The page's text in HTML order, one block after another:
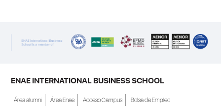
ENAE INTERNATIONAL BUSINESS SCHOOL
Área alumni Área Enae Acceso Campus Bolsa de Empleo